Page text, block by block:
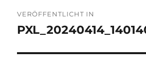
VERÖFFENTLICHT IN